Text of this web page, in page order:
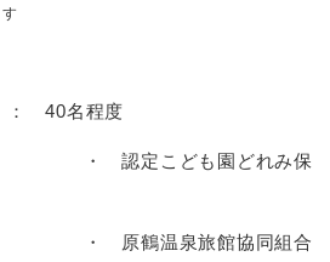
名程度
ども園どれみ保
泉旅館協同組合